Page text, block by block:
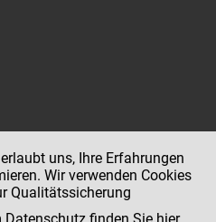
uns, Ihre Erfahrungen
Wir verwenden Cookies
Qualitätssicherung